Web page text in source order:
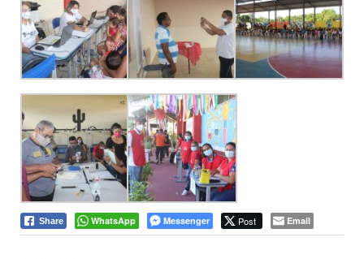
Share WhatsApp Messenger Post Email